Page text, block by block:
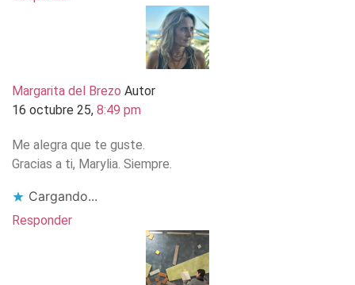
Margarita del Brezo Autor
16 octubre 25, 8:49 pm
Me alegra que te guste.
Gracias a ti, Marylia. Siempre.
Cargando...
Responder